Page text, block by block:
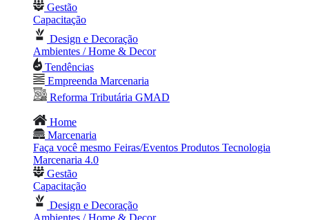
Gestão
Capacitação
Design e Decoração
Ambientes / Home & Decor
Tendências
Empreenda Marcenaria
Reforma Tributária GMAD
Home
Marcenaria
Faça você mesmo Feiras/Eventos Produtos Tecnologia
Marcenaria 4.0
Gestão
Capacitação
Design e Decoração
Ambientes / Home & Decor